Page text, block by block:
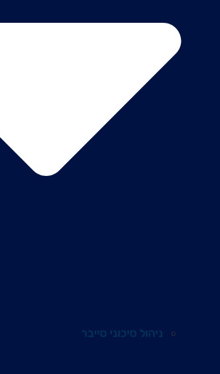
ניהול סיכוני סייבר